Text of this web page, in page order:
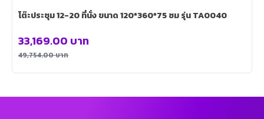
โต๊ะประชุม 12-20 ที่นั่ง ขนาด 120*360*75 ซม รุ่น TA0040
49,754.00บาท
33,169.00 บาท